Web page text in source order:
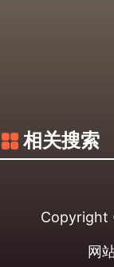
相关搜索
网